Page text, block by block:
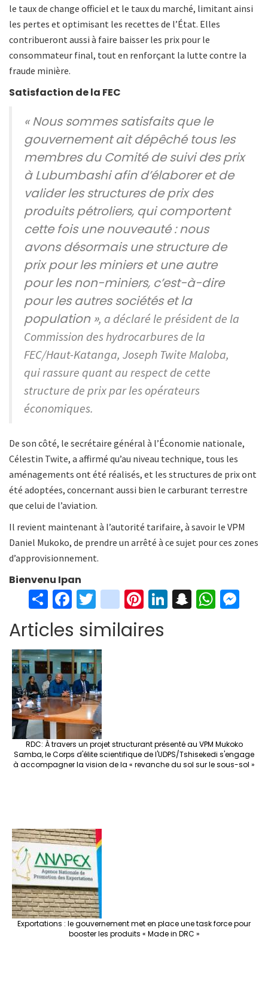
le taux de change officiel et le taux du marché, limitant ainsi
les pertes et optimisant les recettes de l’État. Elles
contribueront aussi à faire baisser les prix pour le
consommateur final, tout en renforçant la lutte contre la
fraude minière.
Satisfaction de la FEC
« Nous sommes satisfaits que le
gouvernement ait dépêché tous les
membres du Comité de suivi des prix
à Lubumbashi afin d’élaborer et de
valider les structures de prix des
produits pétroliers, qui comportent
cette fois une nouveauté : nous
avons désormais une structure de
prix pour les miniers et une autre
pour les non-miniers, c’est-à-dire
pour les autres sociétés et la
population », a déclaré le président de la
Commission des hydrocarbures de la
FEC/Haut-Katanga, Joseph Twite Maloba,
qui rassure quant au respect de cette
structure de prix par les opérateurs
économiques.
De son côté, le secrétaire général à l’Économie nationale,
Célestin Twite, a affirmé qu’au niveau technique, tous les
aménagements ont été réalisés, et les structures de prix ont
été adoptées, concernant aussi bien le carburant terrestre
que celui de l’aviation.
Il revient maintenant à l’autorité tarifaire, à savoir le VPM
Daniel Mukoko, de prendre un arrêté à ce sujet pour ces zones
d’approvisionnement.
Bienvenu Ipan
S
h
ar
e
Fa
ce
b
o
o
k
T
wi
tt
er
in
st
ag
Pi
er
Li S W
Articles similaires
RDC: À travers un projet structurant présenté au VPM Mukoko
Samba, le Corps d'élite scientifique de l'UDPS/Tshisekedi s'engage
à accompagner la vision de la « revanche du sol sur le sous-sol »
Exportations : le gouvernement met en place une task force pour
booster les produits « Made in DRC »